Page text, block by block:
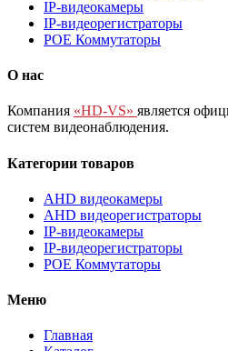
IP-видеокамеры
IP-видеорегистраторы
POE Коммутаторы
О нас
Компания «HD-VS» является
систем видеонаблюдения.
Категории товаров
AHD видеокамеры
AHD видеорегистраторы
IP-видеокамеры
IP-видеорегистраторы
POE Коммутаторы
Меню
Главная